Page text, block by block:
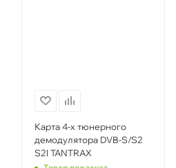
Карта 4-х тюнерного
демодулятора DVB-S/S2
S2I TANTRAX